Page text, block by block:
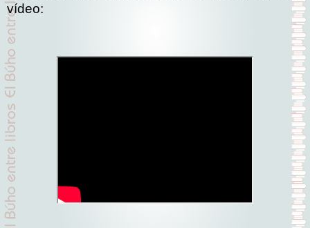
vídeo: